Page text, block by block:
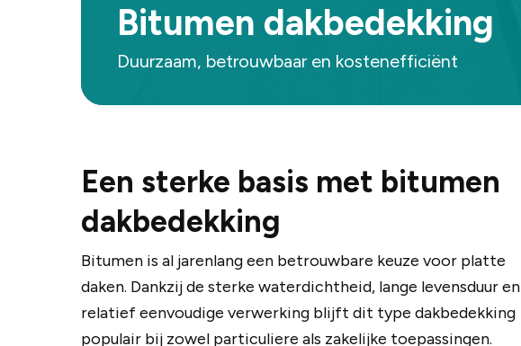
Bitumen dakbedekking
Duurzaam, betrouwbaar en kostenefficiënt
Een sterke basis met bitumen
dakbedekking
Bitumen is al jarenlang een betrouwbare keuze voor platte
daken. Dankzij de sterke waterdichtheid, lange levensduur en
relatief eenvoudige verwerking blijft dit type dakbedekking
populair bij zowel particuliere als zakelijke toepassingen.